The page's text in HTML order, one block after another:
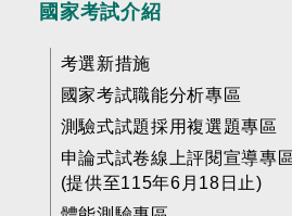
國家考試介紹
考選新措施
國家考試職能分析專區
測驗式試題採用複選題專區
申論式試卷線上評閱宣導專
(提供至115年6月18日止)